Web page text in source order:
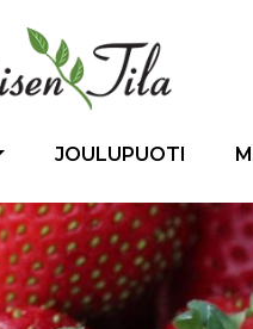
JOULUPUOTI